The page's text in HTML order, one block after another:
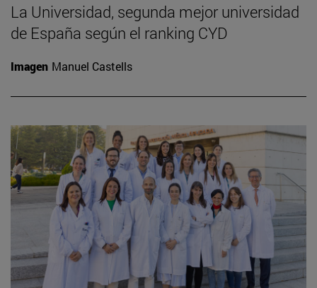
La Universidad, segunda mejor universidad
de España según el ranking CYD
Imagen Manuel Castells